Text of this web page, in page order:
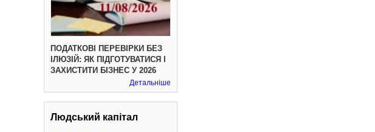
ПОДАТКОВІ ПЕРЕВІРКИ БЕЗ
ІЛЮЗІЙ: ЯК ПІДГОТУВАТИСЯ І
ЗАХИСТИТИ БІЗНЕС У 2026
Детальніше
Людський капітал